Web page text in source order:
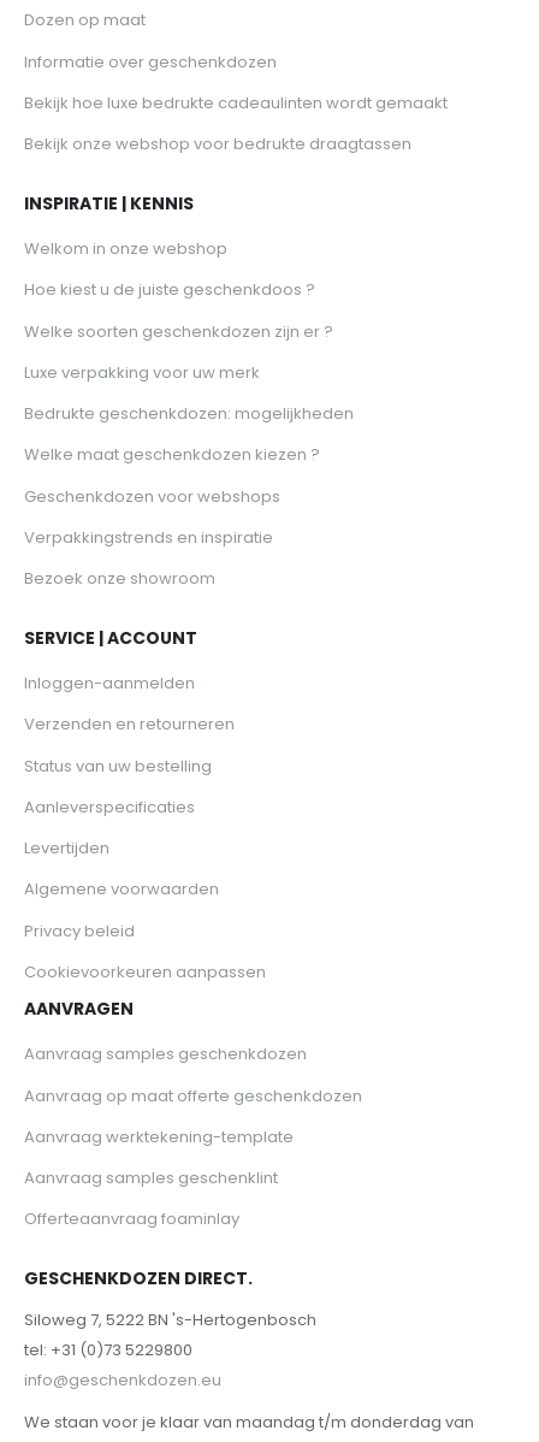
Dozen op maat
Informatie over geschenkdozen
Bekijk hoe luxe bedrukte cadeaulinten wordt gemaakt
Bekijk onze webshop voor bedrukte draagtassen
INSPIRATIE | KENNIS
Welkom in onze webshop
Hoe kiest u de juiste geschenkdoos ?
Welke soorten geschenkdozen zijn er ?
Luxe verpakking voor uw merk
Bedrukte geschenkdozen: mogelijkheden
Welke maat geschenkdozen kiezen ?
Geschenkdozen voor webshops
Verpakkingstrends en inspiratie
Bezoek onze showroom
SERVICE | ACCOUNT
Inloggen-aanmelden
Verzenden en retourneren
Status van uw bestelling
Aanleverspecificaties
Levertijden
Algemene voorwaarden
Privacy beleid
Cookievoorkeuren aanpassen
AANVRAGEN
Aanvraag samples geschenkdozen
Aanvraag op maat offerte geschenkdozen
Aanvraag werktekening-template
Aanvraag samples geschenklint
Offerteaanvraag foaminlay
GESCHENKDOZEN DIRECT.
Siloweg 7, 5222 BN 's-Hertogenbosch
tel: +31 (0)73 5229800
info@geschenkdozen.eu
We staan voor je klaar van maandag t/m donderdag van